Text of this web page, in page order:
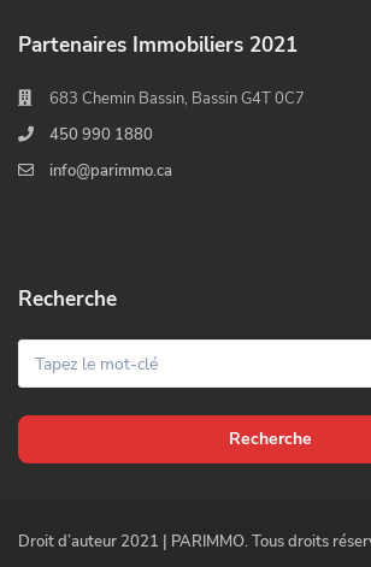
Partenaires Immobiliers 2021
683 Chemin Bassin, Bassin G4T 0C7
450 990 1880
info@parimmo.ca
Recherche
Recherche
Droit d’auteur 2021 | PARIMMO. Tous droits